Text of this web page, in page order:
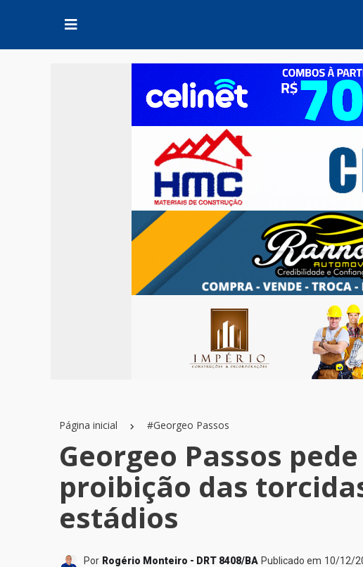
Página inicial #Georgeo Passos
Georgeo Passos
proibição das
estádios
Por Rogério Monteiro - DRT 8408/BA Publicado em 10/12/